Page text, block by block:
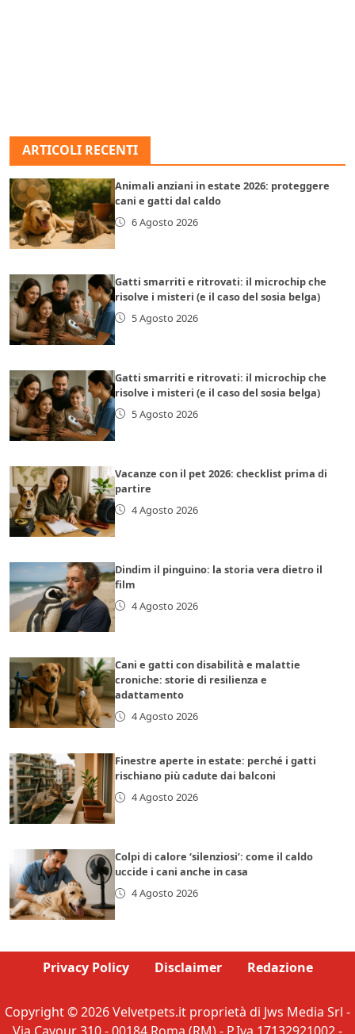
ARTICOLI RECENTI
Animali anziani in estate 2026: proteggere
cani e gatti dal caldo
6 Agosto 2026
Gatti smarriti e ritrovati: il microchip che
risolve i misteri (e il caso del sosia belga)
5 Agosto 2026
Gatti smarriti e ritrovati: il microchip che
risolve i misteri (e il caso del sosia belga)
5 Agosto 2026
Vacanze con il pet 2026: checklist prima di
partire
4 Agosto 2026
Dindim il pinguino: la storia vera dietro il
film
4 Agosto 2026
Cani e gatti con disabilità e malattie
croniche: storie di resilienza e
adattamento
4 Agosto 2026
Finestre aperte in estate: perché i gatti
rischiano più cadute dai balconi
4 Agosto 2026
Colpi di calore ‘silenziosi’: come il caldo
uccide i cani anche in casa
4 Agosto 2026
Privacy Policy Disclaimer Redazione
Copyright © 2026 Velvetpets.it proprietà di Jws Media Srl -